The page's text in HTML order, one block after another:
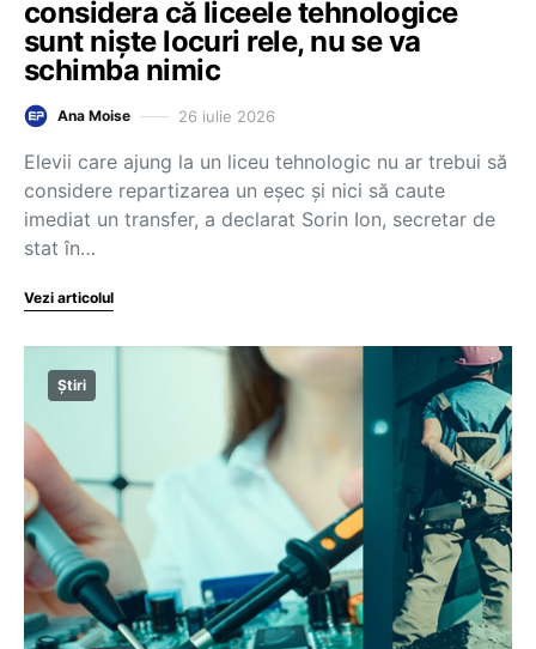
considera că liceele tehnologice
sunt niște locuri rele, nu se va
schimba nimic
Ana Moise 26 iulie 2026
Elevii care ajung la un liceu tehnologic nu ar trebui să
considere repartizarea un eșec și nici să caute
imediat un transfer, a declarat Sorin Ion, secretar de
stat în…
Vezi articolul
Știri